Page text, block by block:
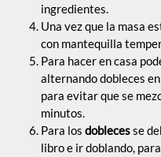
ingredientes.
Una vez que la masa
con mantequilla
Para hacer en casa
alternando dobleces
para evitar que se
minutos.
Para los doblecesse
libro e ir doblando,